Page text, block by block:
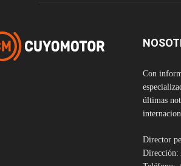
Con
últimas
Director
Dirección: